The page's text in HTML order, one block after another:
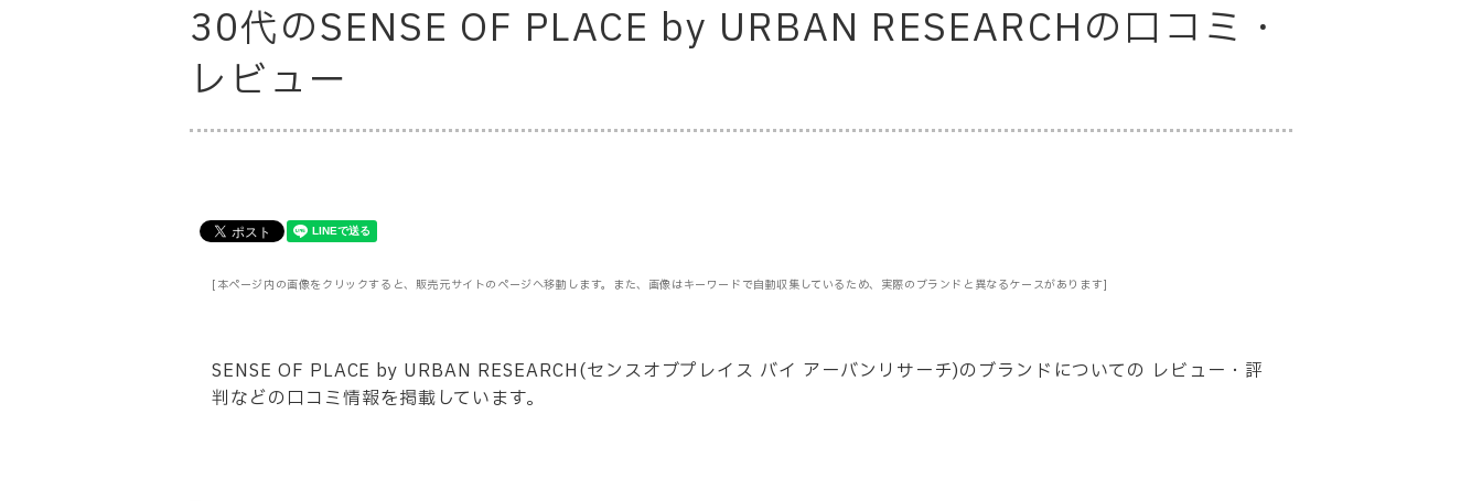
30代のSENSE OF PLACE by URBAN RESEARCHの口コミ・
レビュー
[本ページ内の画像をクリックすると、販売元サイトのページへ移動します。また、画像はキーワードで自動収集しているため、実際のブランドと異なるケースがあります]
SENSE OF PLACE by URBAN RESEARCH(センスオブプレイス バイ アーバンリサーチ)のブランドについての レビュー・評
判などの口コミ情報を掲載しています。